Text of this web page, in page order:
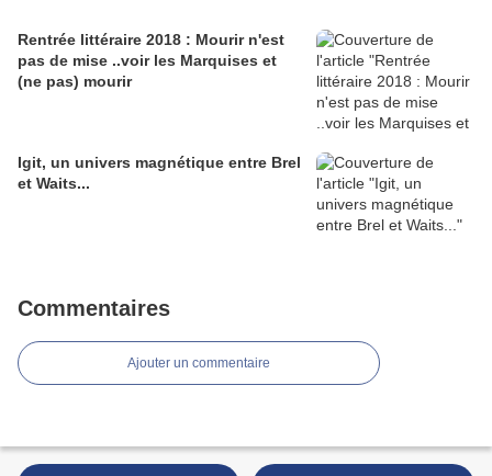
Rentrée littéraire 2018 : Mourir n'est
pas de mise ..voir les Marquises et
(ne pas) mourir
Igit, un univers magnétique entre Brel
et Waits...
Commentaires
Ajouter un commentaire